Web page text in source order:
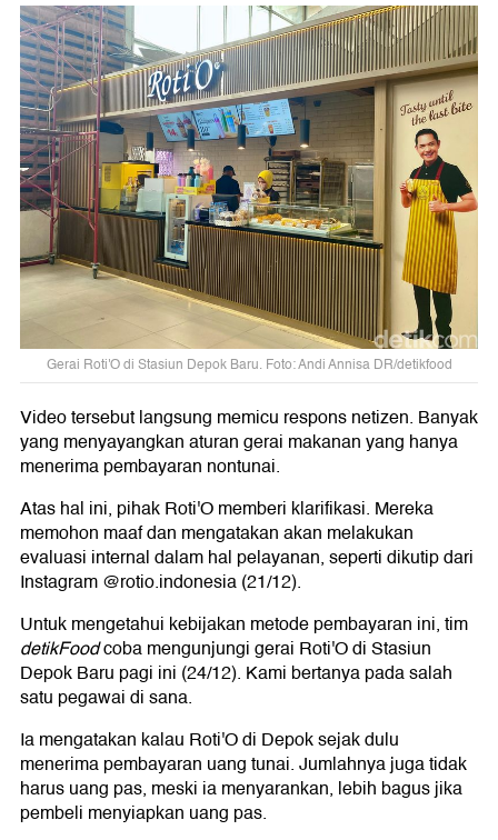
Gerai Roti'O di Stasiun Depok Baru. Foto: Andi Annisa DR/detikfood
Video tersebut langsung memicu respons netizen. Banyak
yang menyayangkan aturan gerai makanan yang hanya
menerima pembayaran nontunai.
Atas hal ini, pihak Roti'O memberi klarifikasi. Mereka
memohon maaf dan mengatakan akan melakukan
evaluasi internal dalam hal pelayanan, seperti dikutip dari
Instagram @rotio.indonesia (21/12).
Untuk mengetahui kebijakan metode pembayaran ini, tim
detikFoodcoba mengunjungi gerai Roti'O di Stasiun
Depok Baru pagi ini (24/12). Kami bertanya pada salah
satu pegawai di sana.
Ia mengatakan kalau Roti'O di Depok sejak dulu
menerima pembayaran uang tunai. Jumlahnya juga tidak
harus uang pas, meski ia menyarankan, lebih bagus jika
pembeli menyiapkan uang pas.